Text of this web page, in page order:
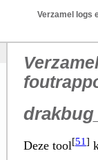
Verzamel logs
Deze tool[51]